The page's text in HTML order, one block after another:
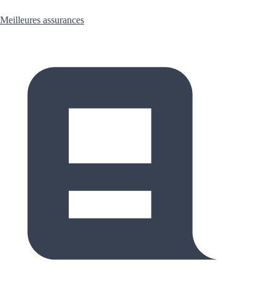
Meilleures assurances